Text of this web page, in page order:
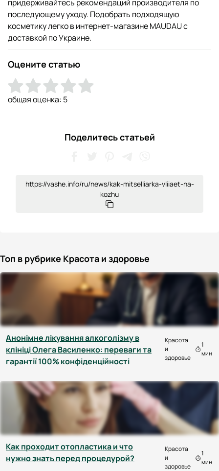
придерживайтесь рекомендаций производителя по
последующему уходу. Подобрать подходящую
косметику легко в интернет-магазине MAUDAU с
доставкой по Украине.
Оцените статью
общая оценка: 5
Поделитесь статьей
https://vashe.info/ru/news/kak-mitselliarka-vliiaet-na-
kozhu
Топ в рубрике Красота и здоровье
Анонімне лікування алкоголізму в
клініці Олега Василенко: переваги та
гарантії 100% конфіденційності
Красота
и
здоровье
1
мин
Как проходит отопластика и что
нужно знать перед процедурой?
Красота
и
здоровье
1
мин